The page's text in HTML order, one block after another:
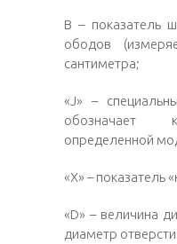
B – показатель
ободов
сантиметра;
«J» –
обозначает
определенной
«X» – показатель
«D» – величина
диаметр